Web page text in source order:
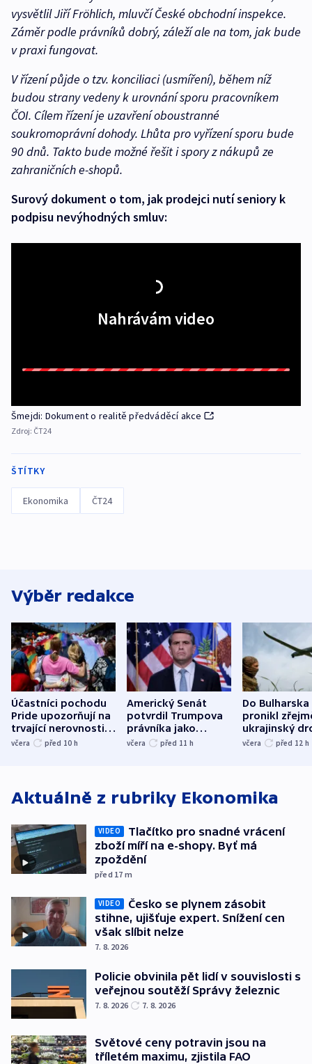
vysvětlil Jiří Fröhlich, mluvčí České obchodní inspekce.
Záměr podle právníků dobrý, záleží ale na tom, jak bude
v praxi fungovat.
V řízení půjde o tzv. konciliaci (usmíření), během níž
budou strany vedeny k urovnání sporu pracovníkem
ČOI. Cílem řízení je uzavření oboustranné
soukromoprávní dohody. Lhůta pro vyřízení sporu bude
90 dnů. Takto bude možné řešit i spory z nákupů ze
zahraničních e-shopů.
Surový dokument o tom, jak prodejci nutí seniory k
podpisu nevýhodných smluv:
Nahrávám video
Šmejdi: Dokument o realitě předváděcí akce
Zdroj: ČT24
ŠTÍTKY
Ekonomika ČT24
Výběr redakce
Účastníci pochodu
Pride upozorňují na
trvající nerovnosti i
společenskou
včera před 10 h
Americký Senát
potvrdil Trumpova
právníka jako
ministra
včera před 11 h
Do Bulharska
pronikl
ukrajinský
explodoval
včera před 12 h
Aktuálně z rubriky Ekonomika
VIDEO
Tlačítko pro snadné vrácení
zboží míří na e-shopy. Byť má
zpoždění
před 17 m
VIDEO
Česko se plynem zásobit
stihne, ujišťuje expert. Snížení cen
však slíbit nelze
7. 8. 2026
Policie obvinila pět lidí v souvislosti s
veřejnou soutěží Správy železnic
7. 8. 2026 7. 8. 2026
Světové ceny potravin jsou na
tříletém maximu, zjistila FAO